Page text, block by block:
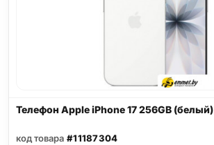
Телефон Apple iPhone 17 256GB (белый)
код товара #11187304